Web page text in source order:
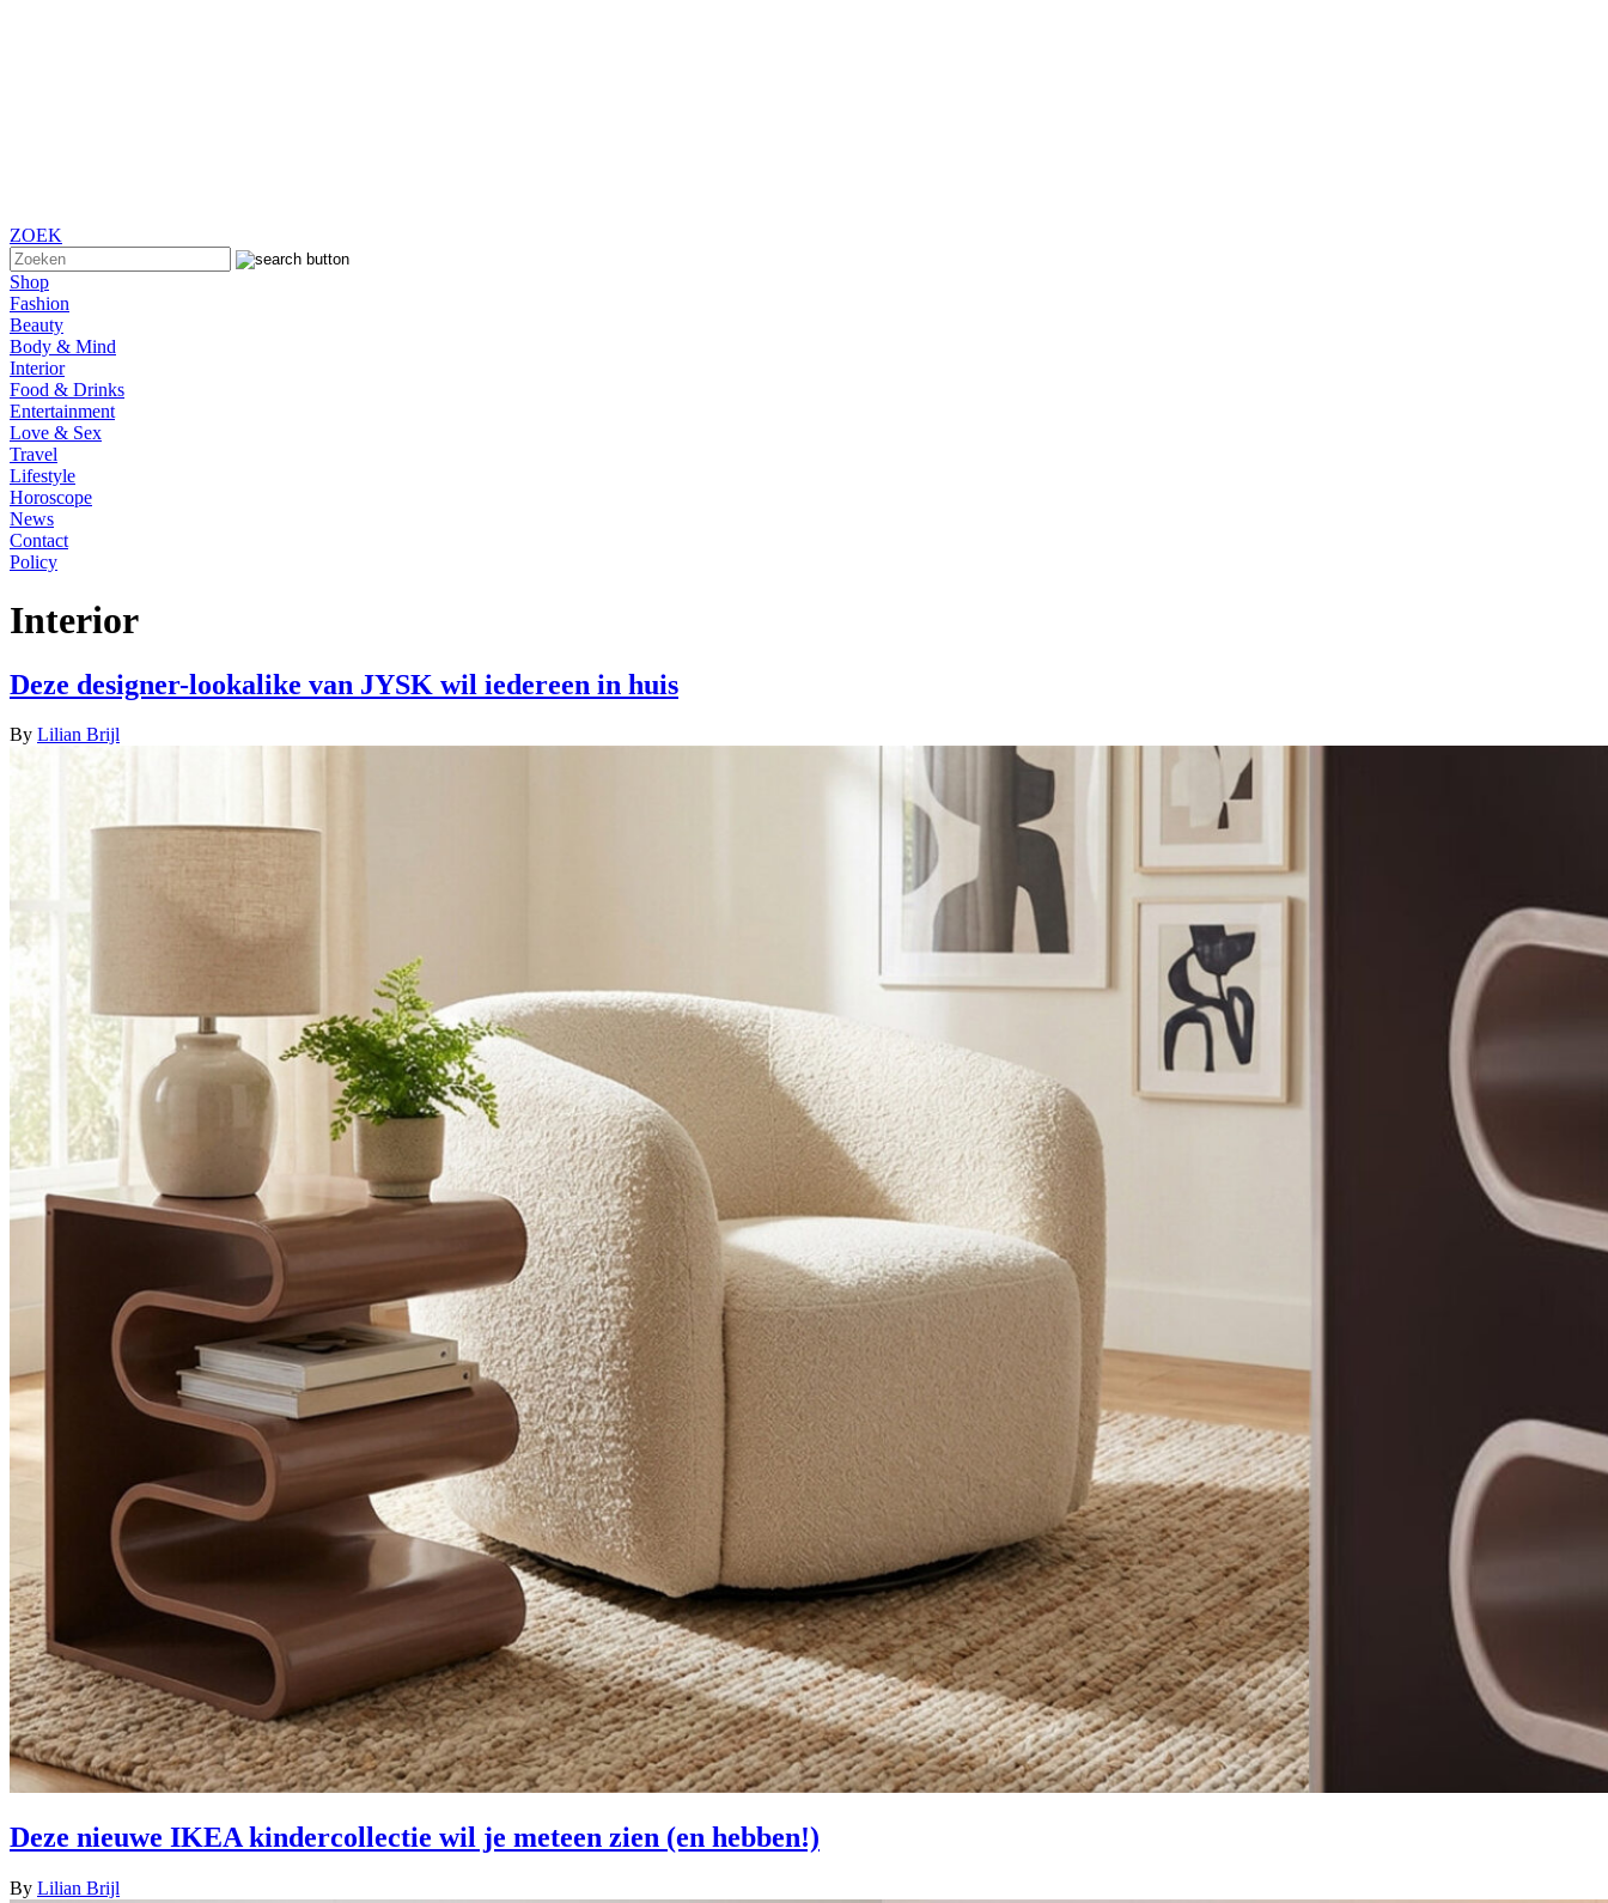
ZOEK
Shop
Fashion
Beauty
Body & Mind
Interior
Food & Drinks
Entertainment
Love & Sex
Travel
Lifestyle
Horoscope
News
Contact
Policy
Interior
Deze designer-lookalike van JYSK wil iedereen in huis
By Lilian Brijl
Deze nieuwe IKEA kindercollectie wil je meteen zien (en hebben!)
By Lilian Brijl